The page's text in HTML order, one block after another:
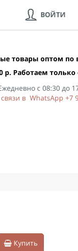
ВОЙТИ
товары оптом по
р. Работаем
с 08:30 до
в WhatsApp +7
Купить